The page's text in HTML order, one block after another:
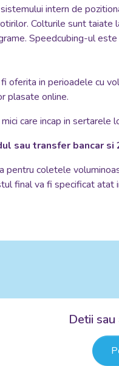
intern de
Colturile sunt
Speedcubing-ul
in perioadele cu
plasate online.
care incap in sertarele
sau transfer bancar
coletele
final va fi specificat atat
Detii